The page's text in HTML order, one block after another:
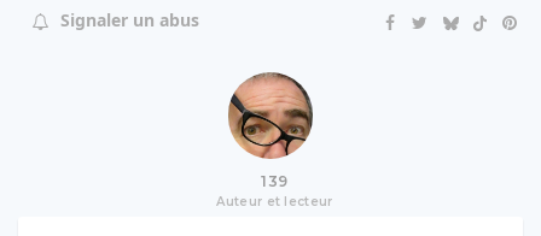
Signaler un abus
139
Auteur et lecteur